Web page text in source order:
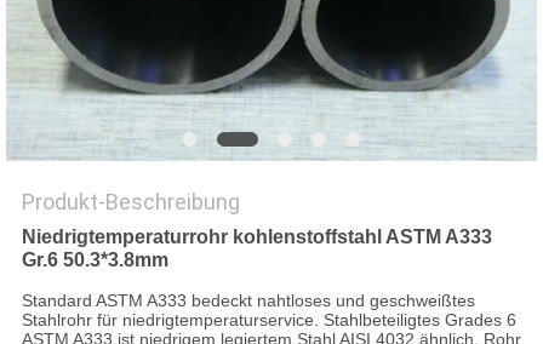
Produkt-Beschreibung
Niedrigtemperaturrohr kohlenstoffstahl ASTM A333
Gr.6 50.3*3.8mm
Standard ASTM A333 bedeckt nahtloses und geschweißtes
Stahlrohr für niedrigtemperaturservice. Stahlbeteiligtes Grades 6
ASTM A333 ist niedrigem legiertem Stahl AISI 4032 ähnlich. Rohr